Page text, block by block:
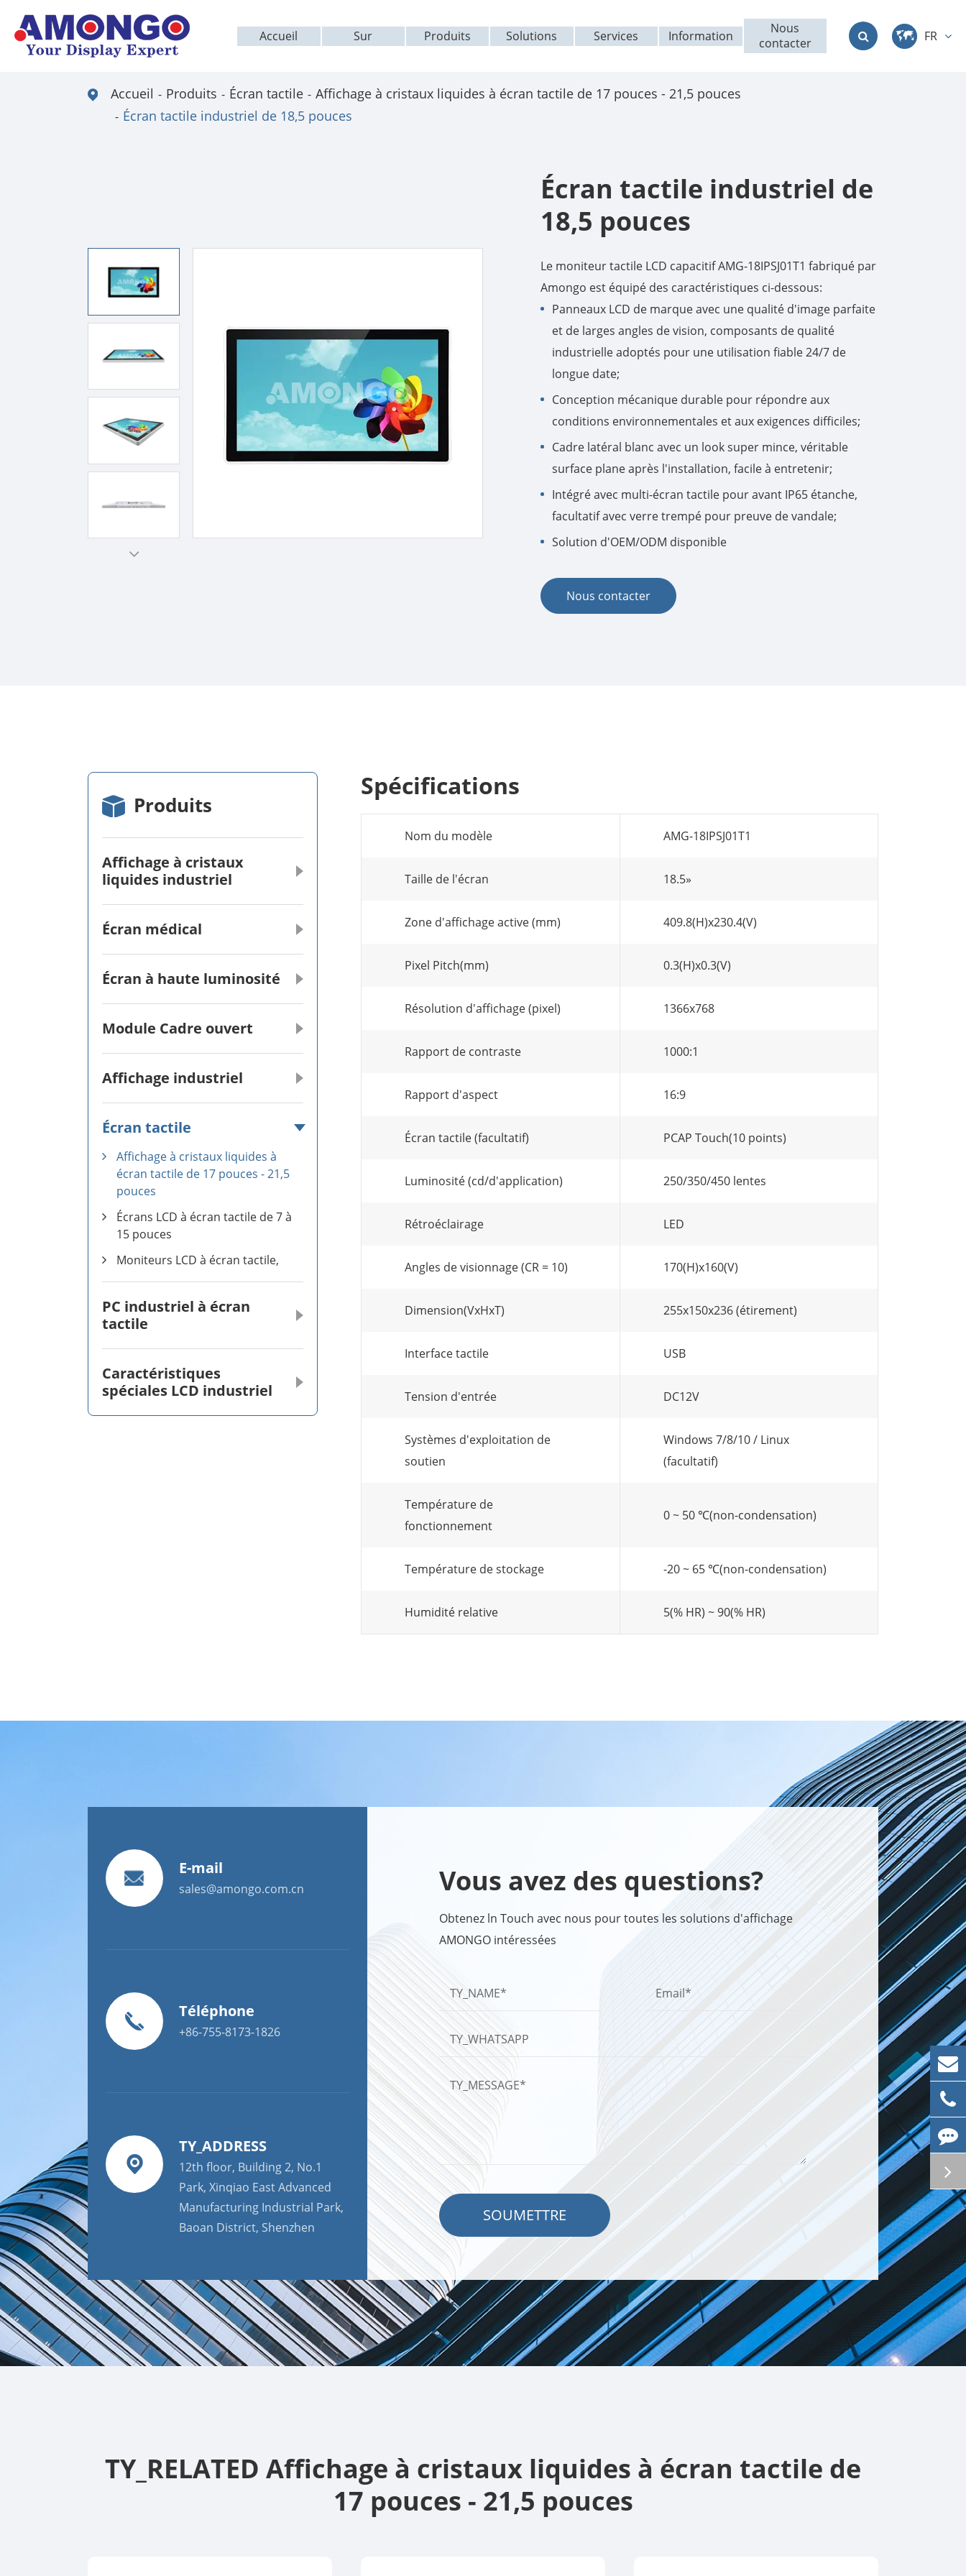
Accueil Sur Produits Solutions Services Information
Nous
contacter
FR
日本語
한국어
tiếng việt
Accueil Produits Écran tactile
Affichage à cristaux liquides à écran tactile de 17 pouces - 21,5 pouces
Écran tactile industriel de 18,5 pouces
Écran tactile industriel de
18,5 pouces
Le moniteur tactile LCD capacitif AMG-18IPSJ01T1 fabriqué par
Amongo est équipé des caractéristiques ci-dessous:
Panneaux LCD de marque avec une qualité d'image parfaite
et de larges angles de vision, composants de qualité
industrielle adoptés pour une utilisation fiable 24/7 de
longue date;
Conception mécanique durable pour répondre aux
conditions environnementales et aux exigences difficiles;
Cadre latéral blanc avec un look super mince, véritable
surface plane après l'installation, facile à entretenir;
Intégré avec multi-écran tactile pour avant IP65 étanche,
facultatif avec verre trempé pour preuve de vandale;
Solution d'OEM/ODM disponible
Nous contacter
Produits
Affichage à cristaux
liquides industriel
Écran médical
Écran à haute luminosité
Module Cadre ouvert
Affichage industriel
Écran tactile
Affichage à cristaux liquides à
écran tactile de 17 pouces - 21,5
pouces
Écrans LCD à écran tactile de 7 à
15 pouces
Moniteurs LCD à écran tactile,
PC industriel à écran
tactile
Caractéristiques
spéciales LCD industriel
Spécifications
Nom du modèle AMG-18IPSJ01T1
Taille de l'écran 18.5»
Zone d'affichage active (mm) 409.8(H)x230.4(V)
Pixel Pitch(mm) 0.3(H)x0.3(V)
Résolution d'affichage (pixel) 1366x768
Rapport de contraste 1000:1
Rapport d'aspect 16:9
Écran tactile (facultatif) PCAP Touch(10 points)
Luminosité (cd/d'application) 250/350/450 lentes
Rétroéclairage LED
Angles de visionnage (CR = 10) 170(H)x160(V)
Dimension(VxHxT) 255x150x236 (étirement)
Interface tactile USB
Tension d'entrée DC12V
Systèmes d'exploitation de
soutien
Windows 7/8/10 / Linux
(facultatif)
Température de
fonctionnement
0 ~ 50 ℃(non-condensation)
Température de stockage -20 ~ 65 ℃(non-condensation)
Humidité relative 5(% HR) ~ 90(% HR)
E-mail
sales@amongo.com.cn
Téléphone
+86-755-8173-1826
TY_ADDRESS
12th floor, Building 2, No.1
Park, Xinqiao East Advanced
Manufacturing Industrial Park,
Baoan District, Shenzhen
Vous avez des questions?
Obtenez ln Touch avec nous pour toutes les solutions d'affichage
AMONGO intéressées
SOUMETTRE
TY_RELATED Affichage à cristaux liquides à écran tactile de
17 pouces - 21,5 pouces